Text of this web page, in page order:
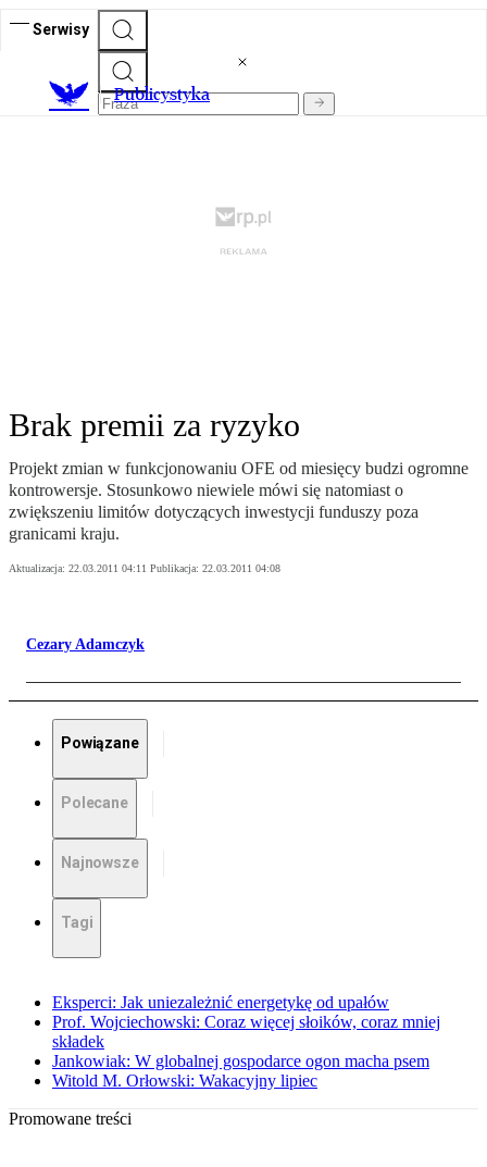
Serwisy
Publicystyka
Brak premii za ryzyko
Projekt zmian w funkcjonowaniu OFE od miesięcy budzi ogromne
kontrowersje. Stosunkowo niewiele mówi się natomiast o
zwiększeniu limitów dotyczących inwestycji funduszy poza
granicami kraju.
Aktualizacja: 22.03.2011 04:11 Publikacja: 22.03.2011 04:08
Cezary Adamczyk
Powiązane
Polecane
Najnowsze
Tagi
Eksperci: Jak uniezależnić energetykę od upałów
Prof. Wojciechowski: Coraz więcej słoików, coraz mniej
składek
Jankowiak: W globalnej gospodarce ogon macha psem
Witold M. Orłowski: Wakacyjny lipiec
Promowane treści